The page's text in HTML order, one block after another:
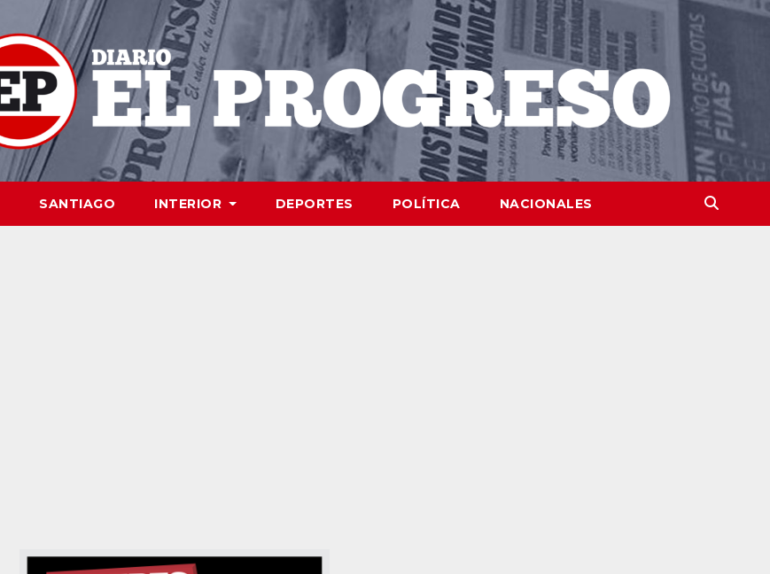
SANTIAGO INTERIOR DEPORTES POLÍTICA NACIONALES